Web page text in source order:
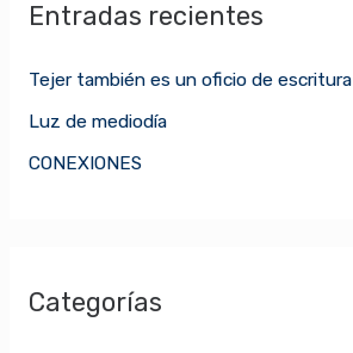
a
o
r
Entradas recientes
Tejer también es un oficio de escritura
Luz de mediodía
CONEXIONES
Categorías